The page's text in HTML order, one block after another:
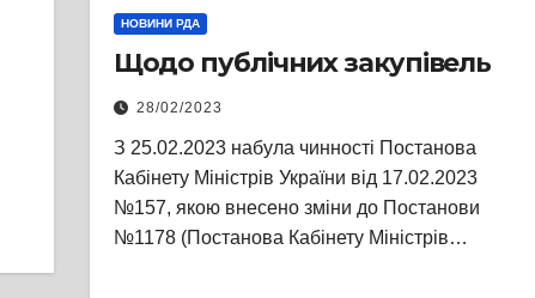
НОВИНИ РДА
Щодо публічних закупівель
28/02/2023
З 25.02.2023 набула чинності Постанова
Кабінету Міністрів України від 17.02.2023
№157, якою внесено зміни до Постанови
№1178 (Постанова Кабінету Міністрів…